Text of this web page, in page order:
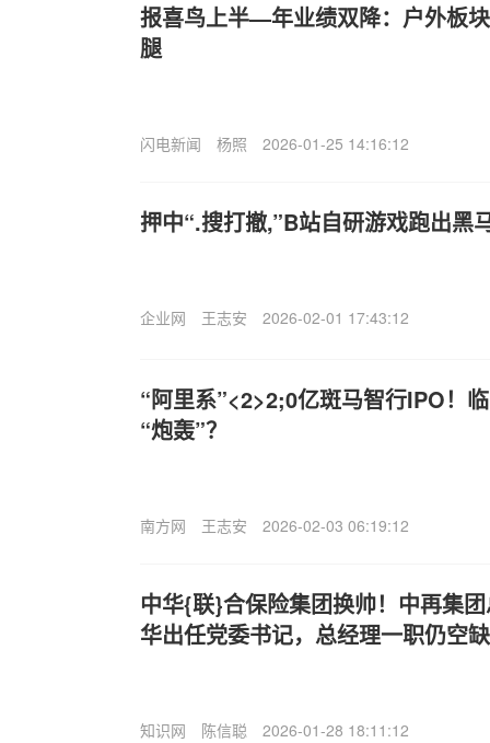
报喜鸟上半—年业绩双降：户外板
腿
闪电新闻 杨照 2026-01-25 14:16:12
押中“.搜打撤,”B站自研游戏跑出黑
企业网 王志安 2026-02-01 17:43:12
“阿里系”<2>2;0亿斑马智行IPO！
“炮轰”？
南方网 王志安 2026-02-03 06:19:12
中华{联}合保险集团换帅！中再集
华出任党委书记，总经理一职仍空缺
知识网 陈信聪 2026-01-28 18:11:12